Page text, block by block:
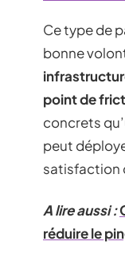
Ce type de
bonne
point de
concrets
peut
satisfaction
A lire aussi :
réduire le